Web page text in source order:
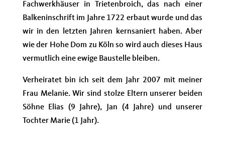
Fachwerkhäuser in Trietenbroich, das nach einer
Balkeninschrift im Jahre 1722 erbaut wurde und das
wir in den letzten Jahren kernsaniert haben. Aber
wie der Hohe Dom zu Köln so wird auch dieses Haus
vermutlich eine ewige Baustelle bleiben.
Verheiratet bin ich seit dem Jahr 2007 mit meiner
Frau Melanie. Wir sind stolze Eltern unserer beiden
Söhne Elias (9 Jahre), Jan (4 Jahre) und unserer
Tochter Marie (1 Jahr).